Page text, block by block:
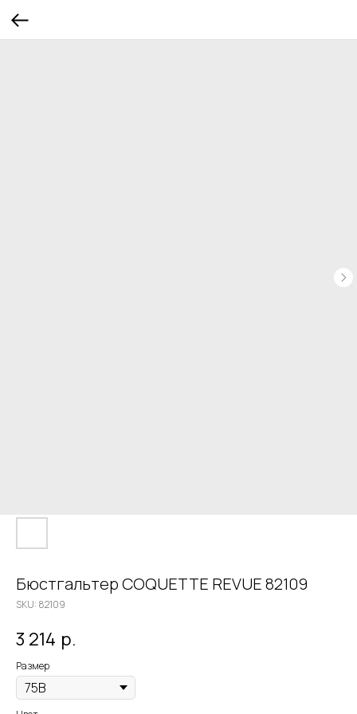
Бюстгальтер COQUETTE REVUE 82109
SKU: 82109
3 214 р.
Размер